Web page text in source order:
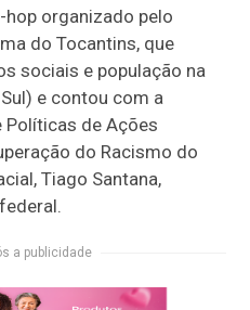
hop organizado pelo
do Tocantins, que
sociais e população na
e contou com a
Políticas de Ações
do Racismo do
Tiago Santana,
a publicidade